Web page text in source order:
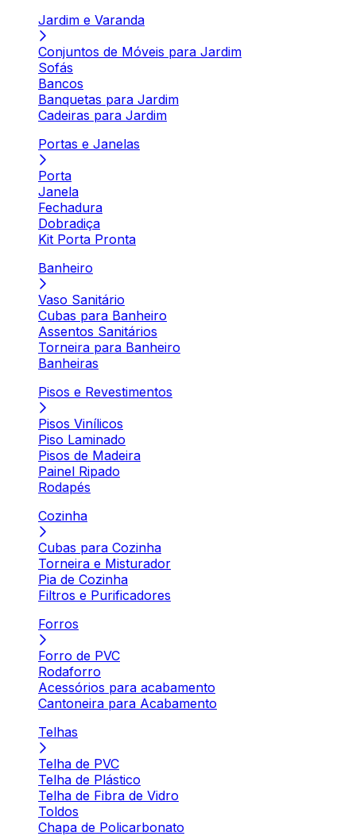
Jardim e Varanda
Conjuntos de Móveis para Jardim
Sofás
Bancos
Banquetas para Jardim
Cadeiras para Jardim
Portas e Janelas
Porta
Janela
Fechadura
Dobradiça
Kit Porta Pronta
Banheiro
Vaso Sanitário
Cubas para Banheiro
Assentos Sanitários
Torneira para Banheiro
Banheiras
Pisos e Revestimentos
Pisos Vinílicos
Piso Laminado
Pisos de Madeira
Painel Ripado
Rodapés
Cozinha
Cubas para Cozinha
Torneira e Misturador
Pia de Cozinha
Filtros e Purificadores
Forros
Forro de PVC
Rodaforro
Acessórios para acabamento
Cantoneira para Acabamento
Telhas
Telha de PVC
Telha de Plástico
Telha de Fibra de Vidro
Toldos
Chapa de Policarbonato